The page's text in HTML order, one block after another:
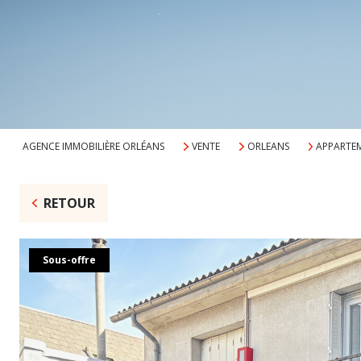
AGENCE IMMOBILIÈRE ORLÉANS VENTE ORLEANS
RETOUR
Sous-offre